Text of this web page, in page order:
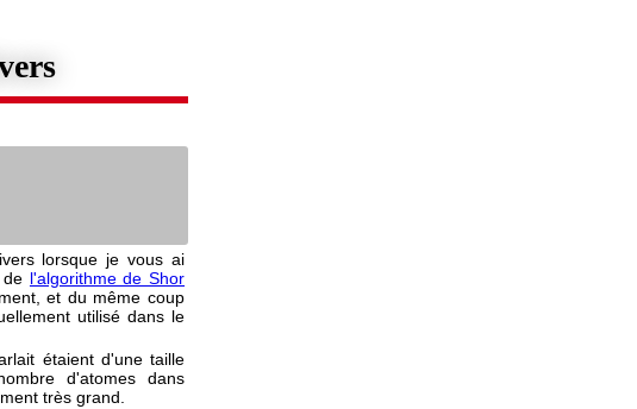
lorsque je vous ai
l'algorithme de Shor
et du même coup
utilisé dans le
étaient d'une taille
d'atomes dans
très grand.